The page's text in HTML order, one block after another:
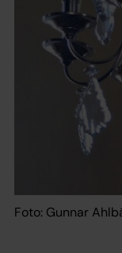
Foto: Gunnar